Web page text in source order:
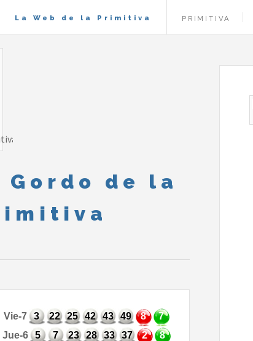
La Web de la Primitiva PRIMITIVA
Gordo de la
Vie-7 3 22 25 42 43 49 8
7
Jue-6
5 7 23 28 33 37 2
8